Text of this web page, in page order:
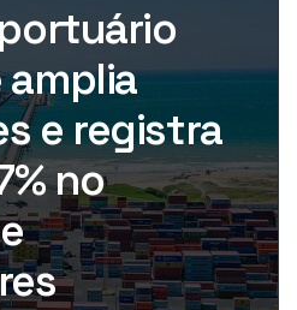
e registra
no
na
contêineres
meses […]